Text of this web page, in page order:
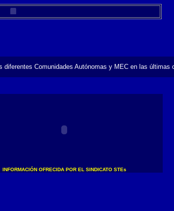
Comunidades Autónomas y MEC en las últimas
INFORMACIÓN OFRECIDA POR EL SINDICATO STEs